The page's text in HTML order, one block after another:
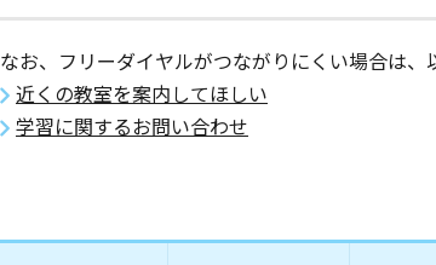
なお、フリーダイヤルがつながりにくい場合は、
近くの教室を案内してほしい
学習に関するお問い合わせ